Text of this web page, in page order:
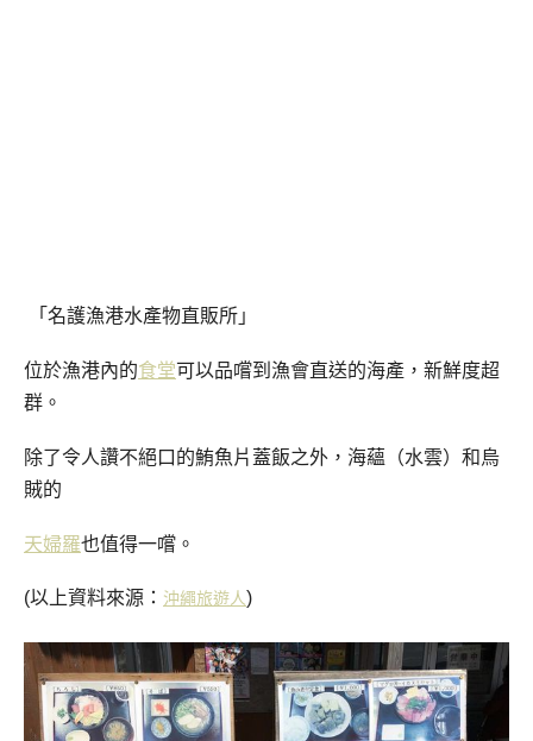
「名護漁港水產物直販所」
位於漁港內的食堂可以品嚐到漁會直送的海產，新鮮度超
群。
除了令人讚不絕口的鮪魚片蓋飯之外，海蘊（水雲）和烏
賊的
天婦羅也值得一嚐。
(以上資料來源： 沖繩旅遊人)